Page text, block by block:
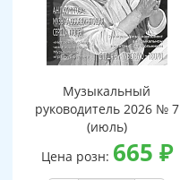
Музыкальный
руководитель 2026 № 7
(июль)
Цена розн: 665 ₽